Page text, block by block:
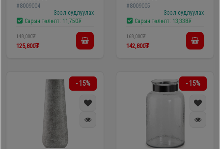
#8009004
Зээл судлуулах
Сарын төлөлт: 11,750₮
148,000₮
125,800₮
#8009005
Зээл судлуулах
Сарын төлөлт: 13,338₮
168,000₮
142,800₮
- 15% - 15%